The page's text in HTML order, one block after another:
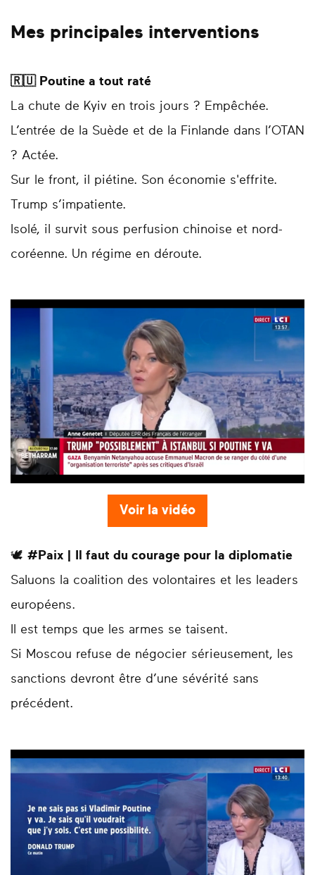
Mes principales interventions
🇷🇺 Poutine a tout raté
La chute de Kyiv en trois jours ? Empêchée.
L’entrée de la Suède et de la Finlande dans l’OTAN
? Actée.
Sur le front, il piétine. Son économie s'effrite.
Trump s’impatiente.
Isolé, il survit sous perfusion chinoise et nord-
coréenne. Un régime en déroute.
Voir la vidéo
🕊️ #Paix | Il faut du courage pour la diplomatie
Saluons la coalition des volontaires et les leaders
européens.
Il est temps que les armes se taisent.
Si Moscou refuse de négocier sérieusement, les
sanctions devront être d’une sévérité sans
précédent.